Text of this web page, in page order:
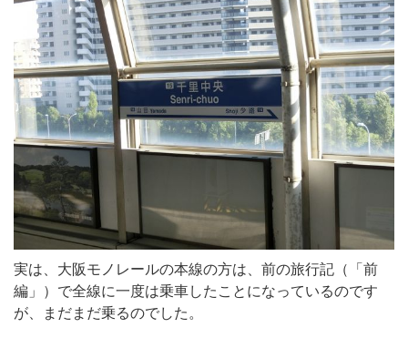
実は、大阪モノレールの本線の方は、前の旅行記（「前
編」）で全線に一度は乗車したことになっているのです
が、まだまだ乗るのでした。